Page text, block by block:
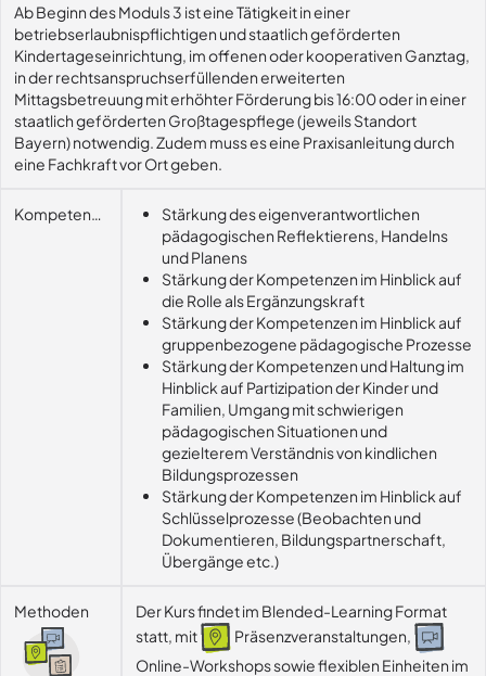
Ab Beginn des Moduls 3 ist eine Tätigkeit in einer
betriebserlaubnispflichtigen und staatlich geförderten
Kindertageseinrichtung, im offenen oder kooperativen Ganztag,
in der rechtsanspruchserfüllenden erweiterten
Mittagsbetreuung mit erhöhter Förderung bis 16:00 oder in einer
staatlich geförderten Großtagespflege (jeweils Standort
Bayern) notwendig. Zudem muss es eine Praxisanleitung durch
eine Fachkraft vor Ort geben.
Kompetenzerwerb
Stärkung des eigenverantwortlichen
pädagogischen Reflektierens, Handelns
und Planens
Stärkung der Kompetenzen im Hinblick auf
die Rolle als Ergänzungskraft
Stärkung der Kompetenzen im Hinblick auf
gruppenbezogene pädagogische Prozesse
Stärkung der Kompetenzen und Haltung im
Hinblick auf Partizipation der Kinder und
Familien, Umgang mit schwierigen
pädagogischen Situationen und
gezielterem Verständnis von kindlichen
Bildungsprozessen
Stärkung der Kompetenzen im Hinblick auf
Schlüsselprozesse (Beobachten und
Dokumentieren, Bildungspartnerschaft,
Übergänge etc.)
Methoden
Der Kurs findet im Blended-Learning Format
statt, mit
Präsenzveranstaltungen,
Online-Workshops sowie flexiblen Einheiten im